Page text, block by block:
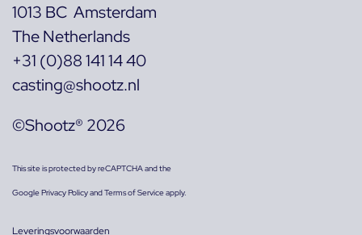
1013 BC Amsterdam
The Netherlands
+31 (0)88 141 14 40
casting@shootz.nl
©Shootz® 2026
This site is protected by reCAPTCHA and the
GooglePrivacy PolicyandTerms of Serviceapply.
Leveringsvoorwaarden